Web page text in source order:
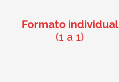
Formato individual
(1 a 1)